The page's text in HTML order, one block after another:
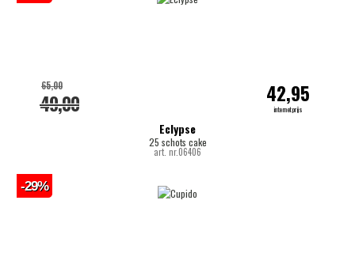
Eclypse
25 schots cake
art. nr.06406
49,00
65,00 42,95
internetprijs
-29%